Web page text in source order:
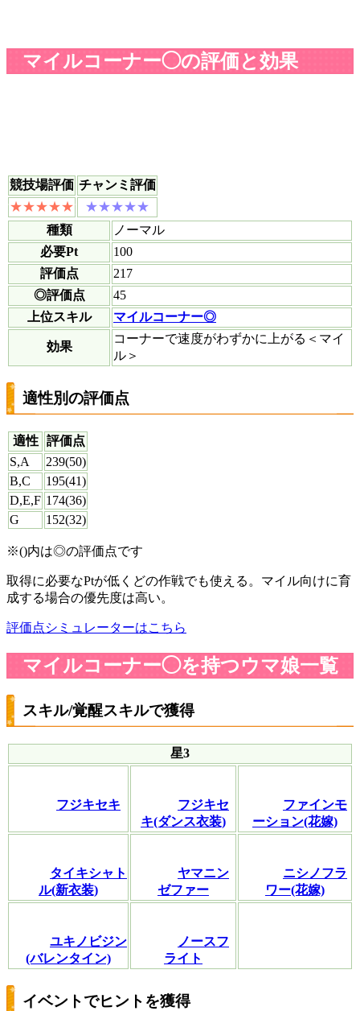
マイルコーナー◯の評価と効果
競技場評価 チャンミ評価
種類
ノーマル
必要Pt
100
評価点
217
◎評価点
45
上位スキル
マイルコーナー◎
効果
コーナーで速度がわずかに上がる＜マイ
ル＞
適性別の評価点
適性
評価点
S,A
239(50)
B,C
195(41)
D,E,F 174(36)
G
152(32)
※()内は◎の評価点です
取得に必要なPtが低くどの作戦でも使える。マイル向けに育
成する場合の優先度は高い。
評価点シミュレーターはこちら
マイルコーナー◯を持つウマ娘一覧
スキル/覚醒スキルで獲得
星3
フジキセキ
フジキセ
キ(ダンス衣装)
ファインモ
ーション(花嫁)
タイキシャト
ル(新衣装)
ヤマニン
ゼファー
ニシノフラ
ワー(花嫁)
ユキノビジン
(バレンタイン)
ノースフ
ライト
イベントでヒントを獲得